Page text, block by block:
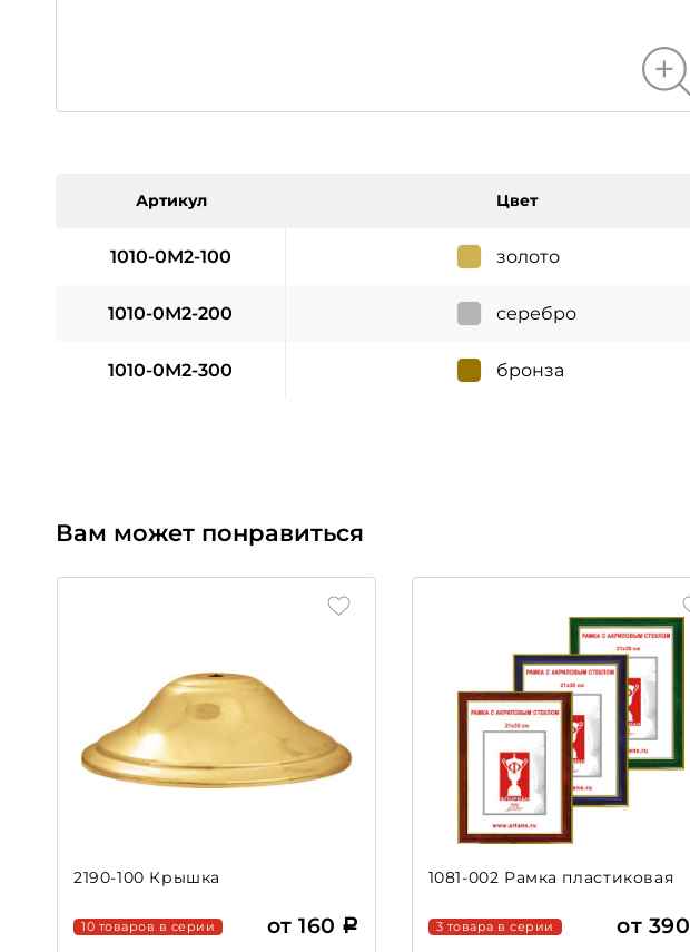
Артикул Цвет
1010-0М2-100 золото
1010-0М2-200 серебро
1010-0М2-300 бронза
Вам может понравиться
2190-100 Крышка
10 товаров в серии от 160
1081-002 Рамка пластиковая
3 товара в серии от 390